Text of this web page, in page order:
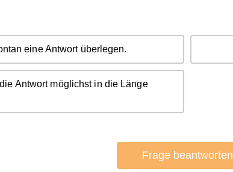
eine Antwort überlegen.
Antwort möglichst in die Länge
Frage beantworten